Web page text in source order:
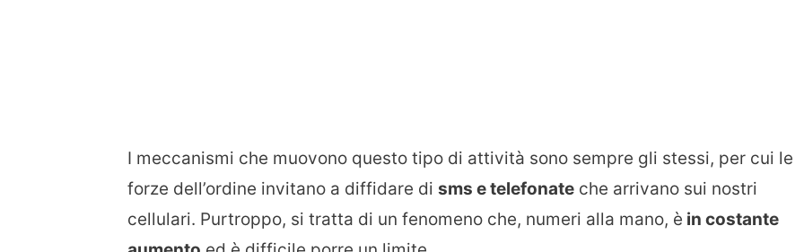
I meccanismi che muovono questo tipo di attività sono sempre gli stessi, per cui le
forze dell’ordine invitano a diffidare di sms e telefonate che arrivano sui nostri
cellulari. Purtroppo, si tratta di un fenomeno che, numeri alla mano, è in costante